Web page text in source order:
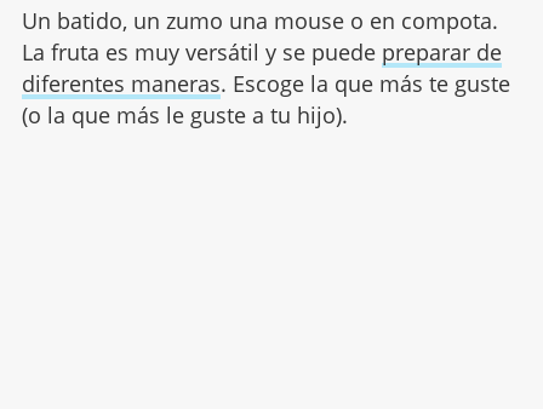
Un batido, un zumo una mouse o en compota.
La fruta es muy versátil y se puede preparar de
diferentes maneras. Escoge la que más te guste
(o la que más le guste a tu hijo).